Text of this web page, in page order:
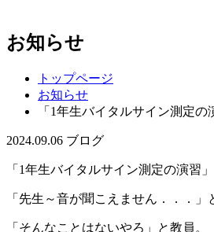
お知らせ
トップページ
お知らせ
「1年生バイタルサイン測定の
2024.09.06 ブログ
「1年生バイタルサイン測定の演習」
「先生～音が聞こえません．．．」
「そんなことはないやろ」と教員。